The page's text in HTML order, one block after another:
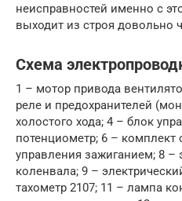
неисправностей именно с
выходит из строя довольно
Схема
1 – мотор привода
реле и предохранителей
холостого хода; 4 – блок
потенциометр; 6 – комплект
управления зажиганием; 8 –
коленвала; 9 –
тахометр 2107; 11 – лампа